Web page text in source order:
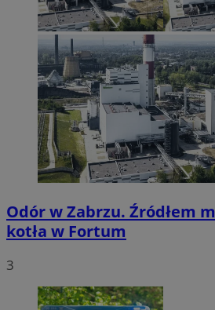
Odór w Zabrzu. Źródłem
kotła w Fortum
3